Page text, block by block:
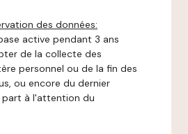
des données:
active pendant 3 ans
de la collecte des
personnel ou de la fin des
ou encore du dernier
à l'attention du